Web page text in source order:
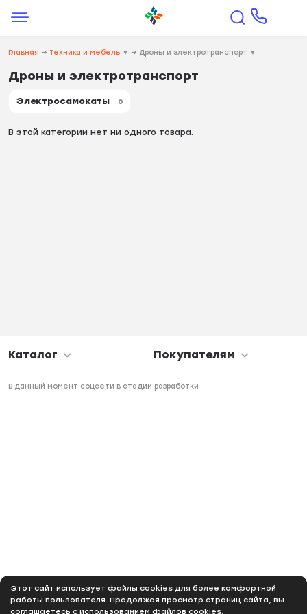
Этот сайт использует файлы cookies для более комфортной
работы пользователя. Продолжая просмотр страниц сайта, вы
соглашаетесь с использованием файлов cookies.
Главная → Техника и мебель ▼ → Дроны и электротранспорт ▼
Дроны и электротранспорт
Электросамокаты 0
В этой категории нет ни одного товара.
Каталог Покупателям
В данный момент соцсети в стадии разработки